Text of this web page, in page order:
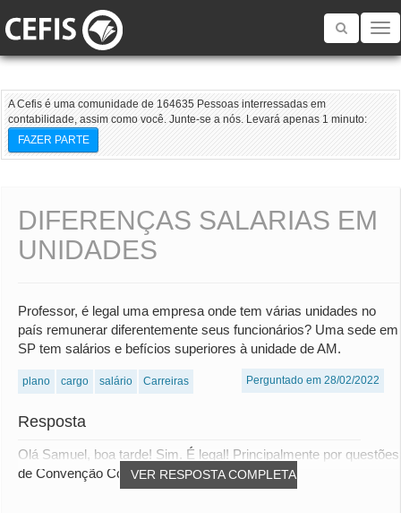
Toggle
A Cefis é uma comunidade de 164635 Pessoas interressadas em
contabilidade, assim como você. Junte-se a nós. Levará apenas 1 minuto:
FAZER PARTE
DIFERENÇAS SALARIAS EM
UNIDADES
Professor, é legal uma empresa onde tem várias unidades no
país remunerar diferentemente seus funcionários? Uma sede em
SP tem salários e befícios superiores à unidade de AM.
plano cargo salário Carreiras Perguntado em 28/02/2022
Resposta
VER RESPOSTA COMPLETA
Olá Samuel, boa tarde! Sim. É legal! Principalmente por questões
de Convenção Coletiva do Sindicato....